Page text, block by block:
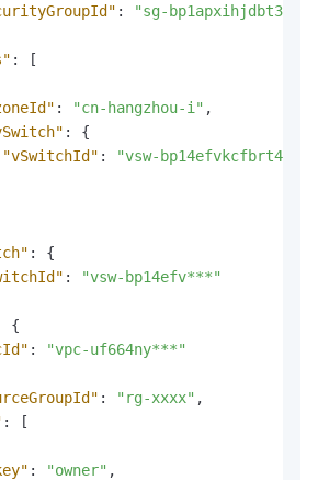
:
"sg-bp1apxihjdbt3***"
:
[
: "cn-hangzhou-i" ,
:
{
"vSwitchId" :
"vsw-bp14efvkcfbrt4***"
:
{
:
"vsw-bp14efv***"
{
:
"vpc-uf664ny***"
: "rg-xxxx" ,
:
[
: "owner" ,